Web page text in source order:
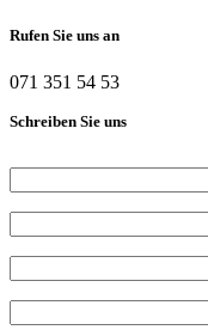
Rufen Sie uns an
071 351 54 53
Schreiben Sie uns